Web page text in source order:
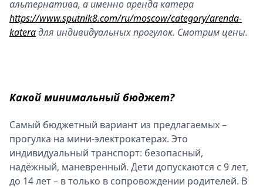
релизы
О
Выборы
Скачай
Metro
альтернатива, а именно аренда катера
https://www.sputnik8.com/ru/moscow/category/arenda-
kateraдля индивидуальных прогулок. Смотрим цены.
Какой минимальный бюджет?
Самый бюджетный вариант из предлагаемых –
прогулка на мини-электрокатерах. Это
индивидуальный транспорт: безопасный,
надёжный, маневренный. Дети допускаются с 9 лет,
до 14 лет – в только в сопровождении родителей. В